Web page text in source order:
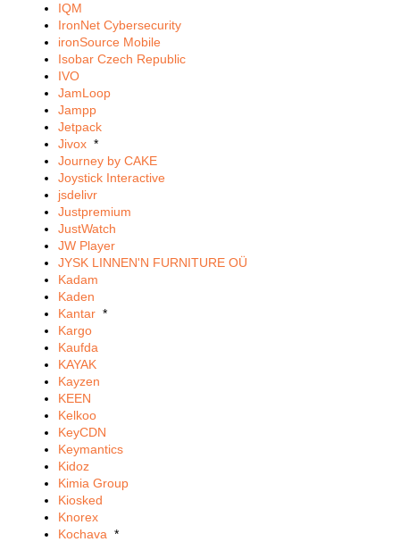
IQM
IronNet Cybersecurity
ironSource Mobile
Isobar Czech Republic
IVO
JamLoop
Jampp
Jetpack
Jivox *
Journey by CAKE
Joystick Interactive
jsdelivr
Justpremium
JustWatch
JW Player
JYSK LINNEN'N FURNITURE OÜ
Kadam
Kaden
Kantar *
Kargo
Kaufda
KAYAK
Kayzen
KEEN
Kelkoo
KeyCDN
Keymantics
Kidoz
Kimia Group
Kiosked
Knorex
Kochava *